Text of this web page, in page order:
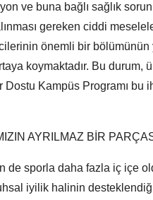
ve buna bağlı sağlık
gereken ciddi
önemli bir
koymaktadır. Bu durum,
Kampüs Programı bu
AYRILMAZ BİR
sporla daha fazla iç içe
iyilik halinin